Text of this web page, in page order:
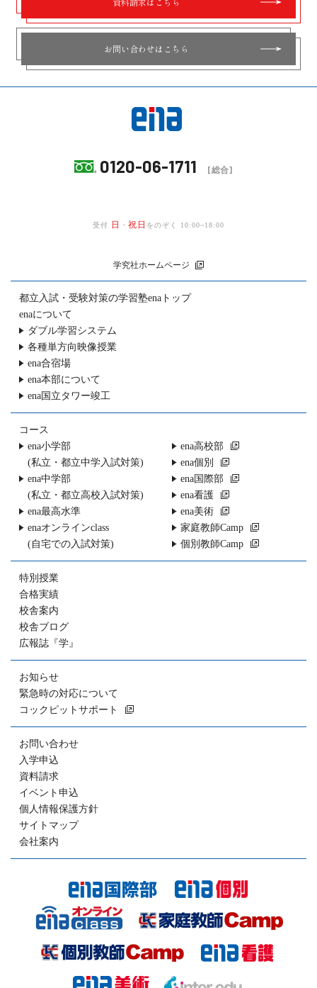
お問い合わせはこちら
0120-06-1711 [総合]
受付 日 ・ 祝日 をのぞく 10:00~18:00
学究社ホームページ
都立入試・受験対策の学習塾enaトップ
enaについて
ダブル学習システム
各種単方向映像授業
ena合宿場
ena本部について
ena国立タワー竣工
コース
ena小学部
(私立・都立中学入試対策)
ena中学部
(私立・都立高校入試対策)
ena最高水準
enaオンラインclass
(自宅での入試対策)
ena高校部
ena個別
ena国際部
ena看護
ena美術
家庭教師Camp
個別教師Camp
特別授業
合格実績
校舎案内
校舎ブログ
広報誌『学』
お知らせ
緊急時の対応について
コックピットサポート
お問い合わせ
入学申込
資料請求
イベント申込
個人情報保護方針
サイトマップ
会社案内